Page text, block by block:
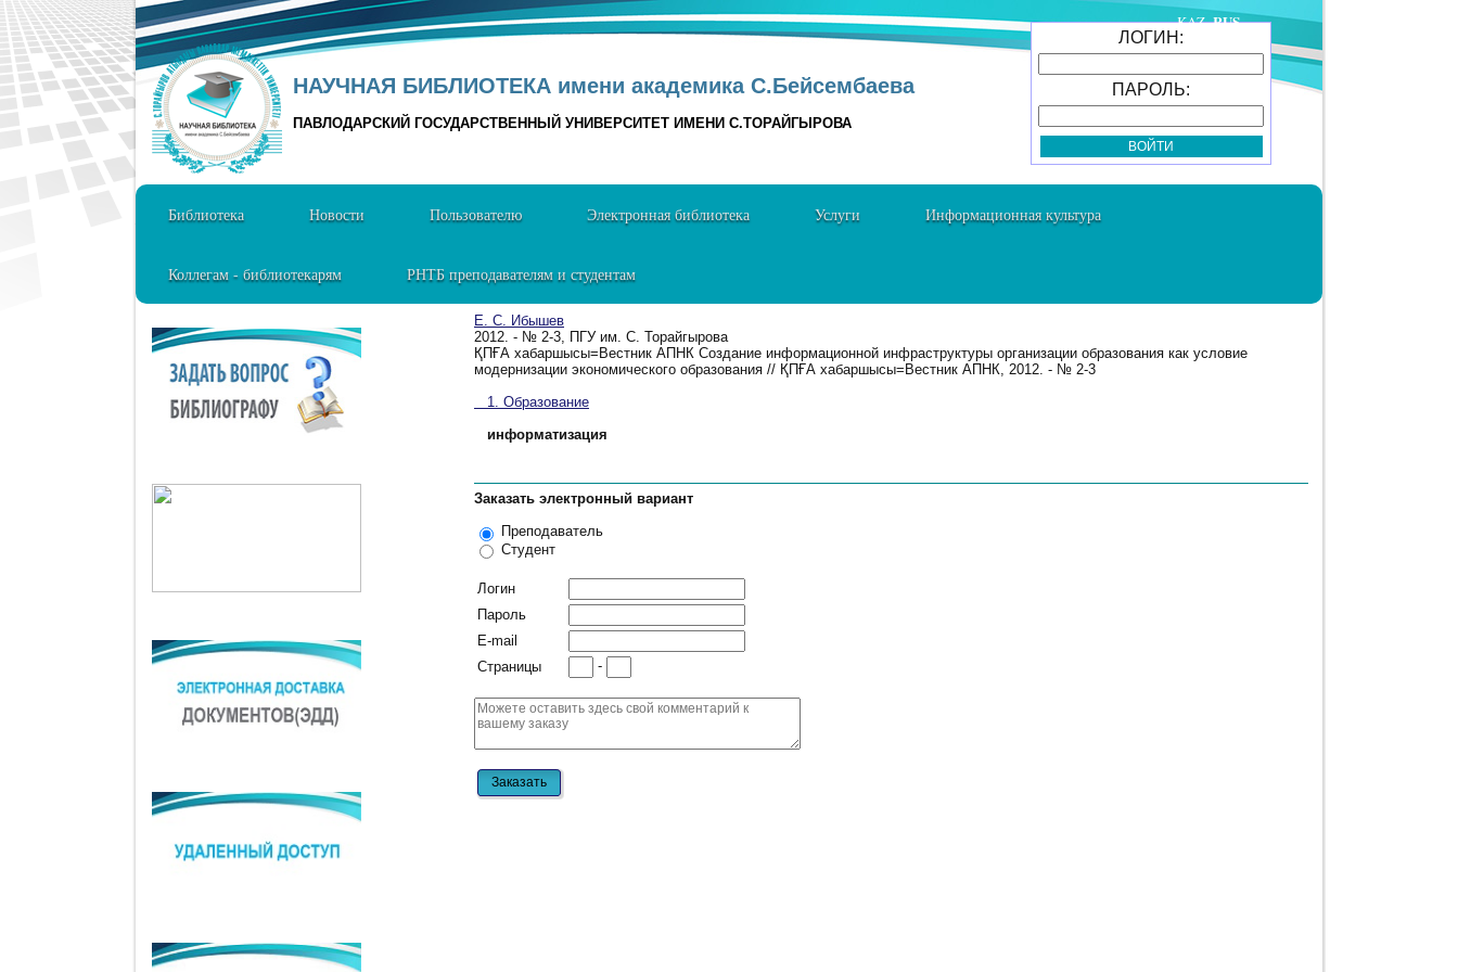
НАУЧНАЯ БИБЛИОТЕКА имени академика С.Бейсембаева
ПАВЛОДАРСКИЙ ГОСУДАРСТВЕННЫЙ УНИВЕРСИТЕТ ИМЕНИ С.ТОРАЙГЫРОВА
ЛОГИН:
ПАРОЛЬ:
KAZ RUS
Библиотека Новости Пользователю Электронная библиотека Услуги Информационная культура
Коллегам - библиотекарям РНТБ преподавателям и студентам
Е. С. Ибышев
2012. - № 2-3, ПГУ им. С. Торайгырова
ҚПҒА хабаршысы=Вестник АПНК Создание информационной инфраструктуры организации образования как условие
модернизации экономического образования // ҚПҒА хабаршысы=Вестник АПНК, 2012. - № 2-3
1. Образование
информатизация
Заказать электронный вариант
Преподаватель
Студент
Логин
Пароль
E-mail
Страницы
-